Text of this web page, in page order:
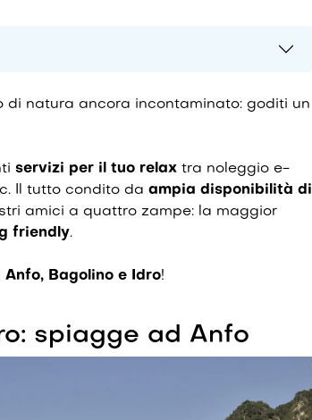
di natura ancora incontaminato: goditi un
servizi per il tuo relax tra noleggio e-
Il tutto condito da ampia disponibilità di
amici a quattro zampe: la maggior
friendly.
Bagolino e Idro!
spiagge ad Anfo